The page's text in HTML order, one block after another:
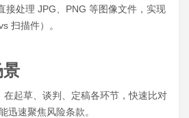
接处理 JPG、PNG 等图像文件，实现
扫描件）。
在起草、谈判、定稿各环节，快速比对
迅速聚焦风险条款。